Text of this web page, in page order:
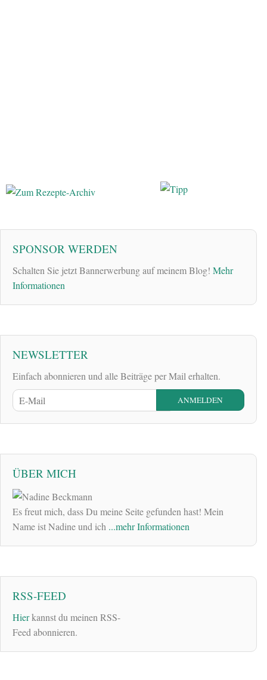
SPONSOR WERDEN
Schalten Sie jetzt Bannerwerbung auf meinem Blog! Mehr
Informationen
NEWSLETTER
Einfach abonnieren und alle Beiträge per Mail erhalten.
ÜBER MICH
Es freut mich, dass Du meine Seite gefunden hast! Mein
Name ist Nadine und ich ...mehr Informationen
RSS-FEED
Hierkannst du meinen RSS-
Feed abonnieren.